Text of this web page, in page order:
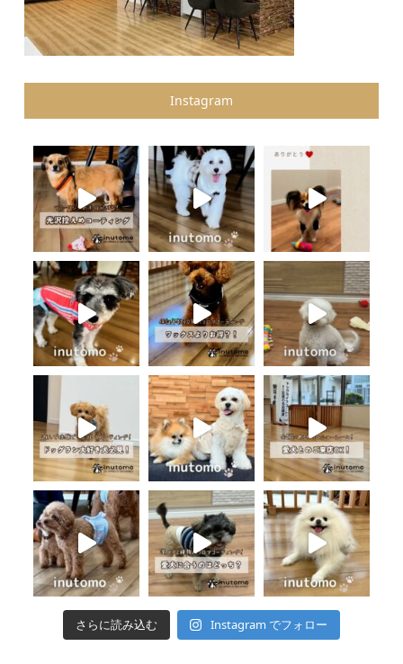
Instagram
さらに読み込む Instagram でフォロー